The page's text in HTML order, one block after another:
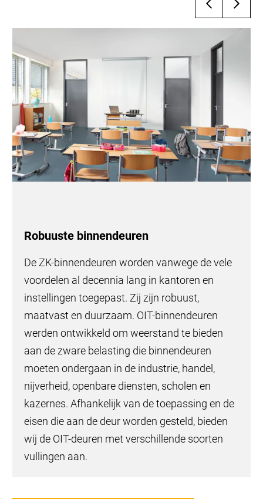
Robuuste binnendeuren
De ZK-binnendeuren worden vanwege de vele
voordelen al decennia lang in kantoren en
instellingen toegepast. Zij zijn robuust,
maatvast en duurzaam. OIT-binnendeuren
werden ontwikkeld om weerstand te bieden
aan de zware belasting die binnendeuren
moeten ondergaan in de industrie, handel,
nijverheid, openbare diensten, scholen en
kazernes. Afhankelijk van de toepassing en de
eisen die aan de deur worden gesteld, bieden
wij de OIT-deuren met verschillende soorten
vullingen aan.